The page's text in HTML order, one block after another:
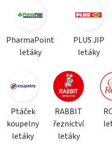
PharmaPoint
letáky
PLUS JIP
letáky
Ptáček
koupelny
letáky
RABBIT
řeznictví
letáky